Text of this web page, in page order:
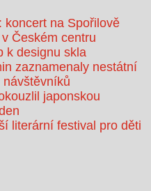
koncert na Spořilově
Českém centru
k designu skla
zaznamenaly nestátní
japonskou
literární festival pro děti